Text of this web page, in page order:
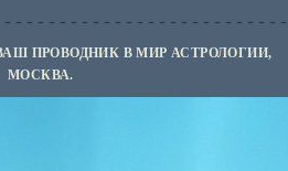
ВАШ ПРОВОДНИК В МИР АСТРОЛОГИИ,
МОСКВА.